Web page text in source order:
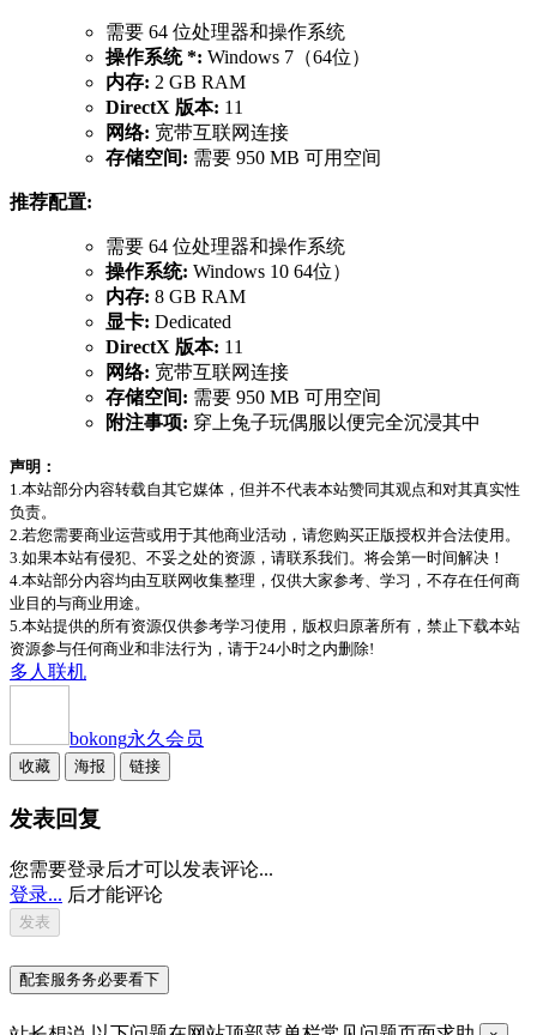
需要 64 位处理器和操作系统
操作系统 *: Windows 7（64位）
内存: 2 GB RAM
DirectX 版本: 11
网络: 宽带互联网连接
存储空间: 需要 950 MB 可用空间
推荐配置:
需要 64 位处理器和操作系统
操作系统: Windows 10 64位）
内存: 8 GB RAM
显卡: Dedicated
DirectX 版本: 11
网络: 宽带互联网连接
存储空间: 需要 950 MB 可用空间
附注事项: 穿上兔子玩偶服以便完全沉浸其中
声明：
1.本站部分内容转载自其它媒体，但并不代表本站赞同其观点和对其真实性
负责。
2.若您需要商业运营或用于其他商业活动，请您购买正版授权并合法使用。
3.如果本站有侵犯、不妥之处的资源，请联系我们。将会第一时间解决！
4.本站部分内容均由互联网收集整理，仅供大家参考、学习，不存在任何商
业目的与商业用途。
5.本站提供的所有资源仅供参考学习使用，版权归原著所有，禁止下载本站
资源参与任何商业和非法行为，请于24小时之内删除!
多人 联机
bokong永久会员
收藏 海报 链接
发表回复
您需要登录后才可以发表评论...
登录... 后才能评论
配套服务务必要看下